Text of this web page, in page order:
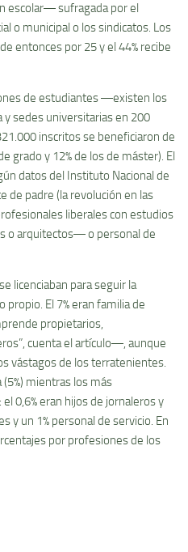
escolar― sufragada por el
o municipal o los sindicatos. Los
entonces por 25 y el 44% recibe
de estudiantes ―existen los
y sedes universitarias en 200
inscritos se beneficiaron de
grado y 12% de los de máster). El
datos del Instituto Nacional de
de padre (la revolución en las
liberales con estudios
o arquitectos― o personal de
licenciaban para seguir la
El 7% eran familia de
propietarios,
cuenta el artículo―, aunque
vástagos de los terratenientes.
mientras los más
0,6% eran hijos de jornaleros y
y un 1% personal de servicio. En
por profesiones de los